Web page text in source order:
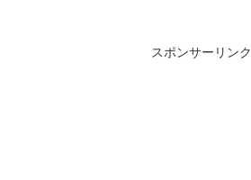
スポンサーリンク